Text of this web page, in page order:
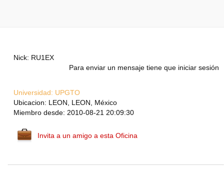
Nick: RU1EX
Para enviar un mensaje tiene que iniciar sesión
Universidad: UPGTO
Ubicacion: LEON, LEON, México
Miembro desde: 2010-08-21 20:09:30
Invita a un amigo a esta Oficina